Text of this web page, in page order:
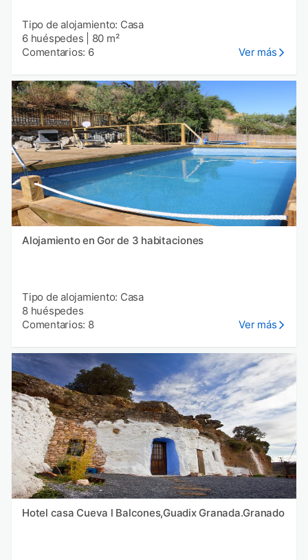
Tipo de alojamiento: Casa
6 huéspedes
80 m²
Comentarios: 6
Ver más
Alojamiento en Gor de 3 habitaciones
Tipo de alojamiento: Casa
8 huéspedes
Comentarios: 8
Ver más
Hotel casa Cueva l Balcones,Guadix Granada.Granado